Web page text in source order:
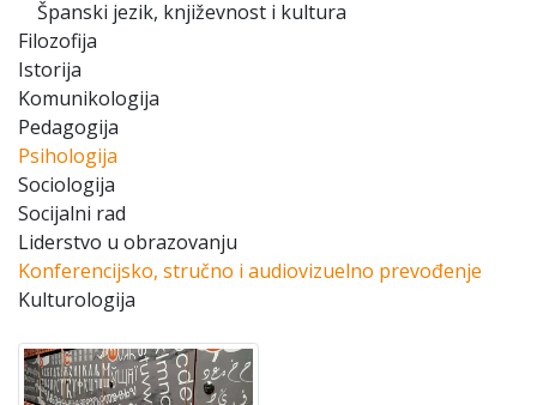
Španski jezik, književnost i kultura
Filozofija
Istorija
Komunikologija
Pedagogija
Psihologija
Sociologija
Socijalni rad
Liderstvo u obrazovanju
Konferencijsko, stručno i audiovizuelno prevođenje
Kulturologija